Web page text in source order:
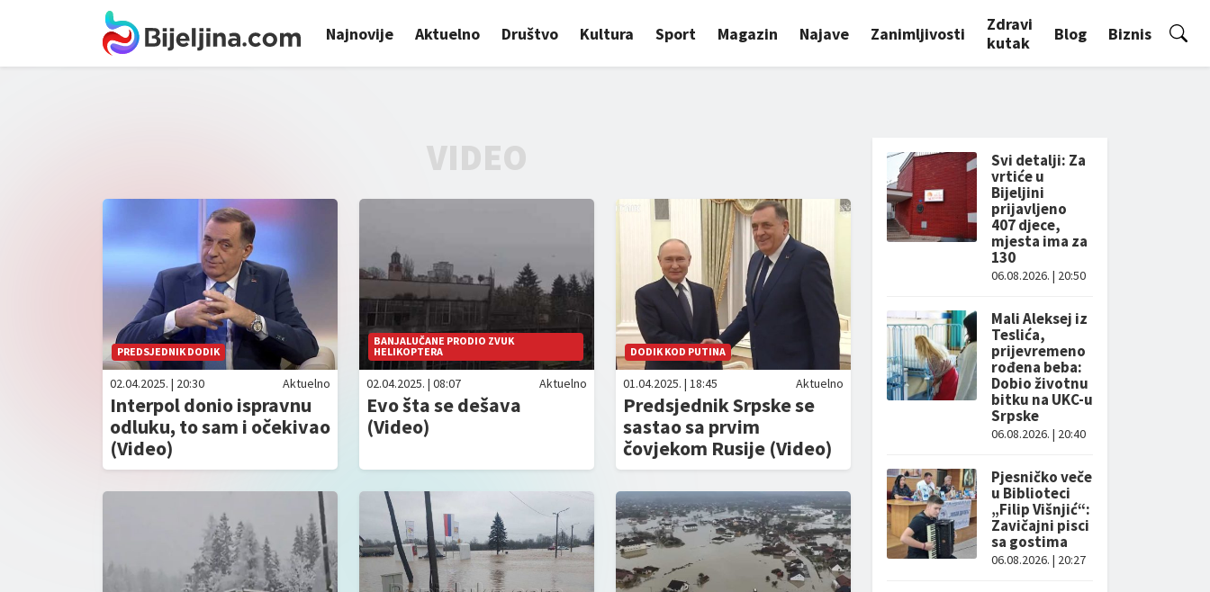
Najnovije Aktuelno Društvo Kultura Sport Magazin Najave Zanimljivosti
Zdravi
kutak
Blog Biznis
VIDEO
PREDSJEDNIK DODIK
02.04.2025. | 20:30 Aktuelno
Interpol donio ispravnu
odluku, to sam i očekivao
(Video)
BANJALUČANE PRODIO ZVUK
HELIKOPTERA
02.04.2025. | 08:07 Aktuelno
Evo šta se dešava
(Video)
DODIK KOD PUTINA
01.04.2025. | 18:45 Aktuelno
Predsjednik Srpske se
sastao sa prvim
čovjekom Rusije (Video)
Svi detalji: Za
vrtiće u
Bijeljini
prijavljeno
407 djece,
mjesta ima za
130
06.08.2026. | 20:50
Mali Aleksej iz
Teslića,
prijevremeno
rođena beba:
Dobio životnu
bitku na UKC-u
Srpske
06.08.2026. | 20:40
Pjesničko veče
u Biblioteci
„Filip Višnjić“:
Zavičajni pisci
sa gostima
06.08.2026. | 20:27